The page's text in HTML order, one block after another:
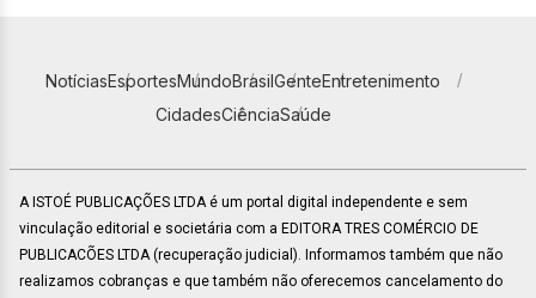
NotíciasEsportesMundoBrasilGenteEntretenimento
CidadesCiênciaSaúde
A ISTOÉ PUBLICAÇÕES LTDA é um portal digital independente e sem
vinculação editorial e societária com a EDITORA TRES COMÉRCIO DE
PUBLICACÕES LTDA (recuperação judicial). Informamos também que não
realizamos cobranças e que também não oferecemos cancelamento do